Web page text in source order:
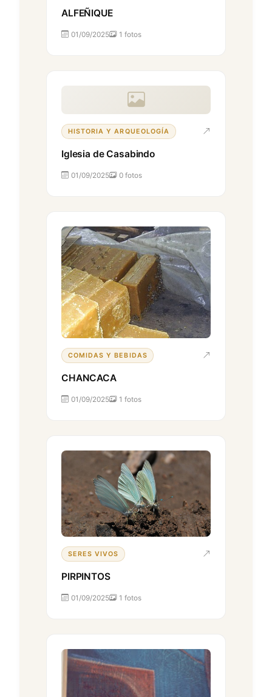
ALFEÑIQUE
01/09/2025 1 fotos
HISTORIA Y ARQUEOLOGÍA
Iglesia de Casabindo
01/09/2025 0 fotos
COMIDAS Y BEBIDAS
CHANCACA
01/09/2025 1 fotos
SERES VIVOS
PIRPINTOS
01/09/2025 1 fotos